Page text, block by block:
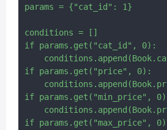
params = {"cat_id": 1}
conditions = []
if params.get("cat_id", 0):
if params.get("price", 0):
if params.get("min_price",
if params.get("max_price",